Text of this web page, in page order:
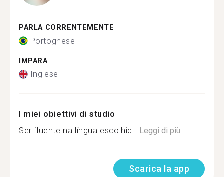
PARLA CORRENTEMENTE
Portoghese
IMPARA
Inglese
I miei obiettivi di studio
Ser fluente na língua escolhid...Leggi di più
Scarica la app